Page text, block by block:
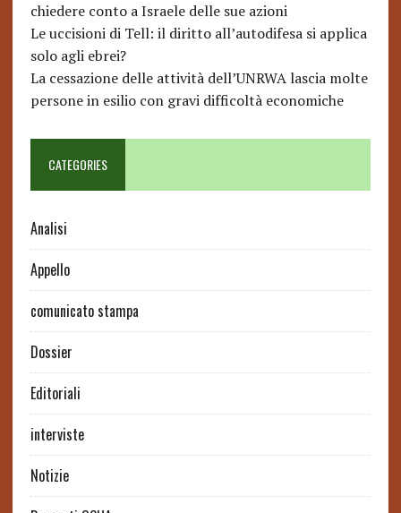
chiedere conto a Israele delle sue azioni
Le uccisioni di Tell: il diritto all’autodifesa si applica
solo agli ebrei?
La cessazione delle attività dell’UNRWA lascia molte
persone in esilio con gravi difficoltà economiche
CATEGORIES
Analisi
Appello
comunicato stampa
Dossier
Editoriali
interviste
Notizie